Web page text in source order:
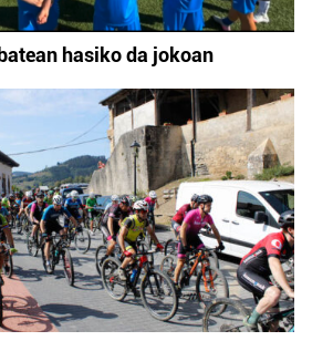
hasiko da jokoan